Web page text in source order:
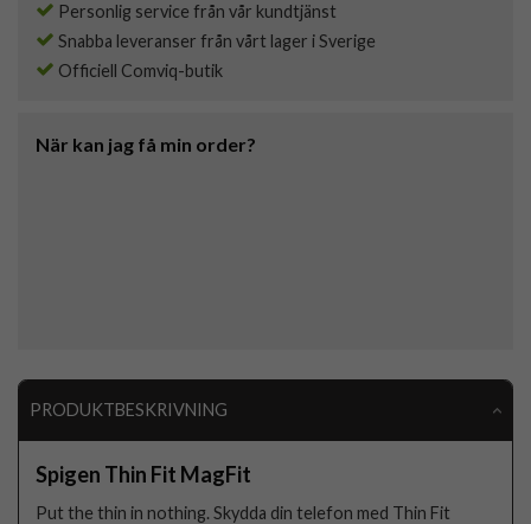
Personlig service från vår kundtjänst
Snabba leveranser från vårt lager i Sverige
Officiell Comviq-butik
När kan jag få min order?
PRODUKTBESKRIVNING
Spigen Thin Fit MagFit
Put the thin in nothing. Skydda din telefon med Thin Fit